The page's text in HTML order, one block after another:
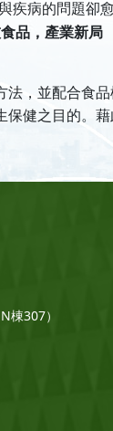
疾病的問題卻
品，產業新局
法，並配合食
健之目的。
棟307）